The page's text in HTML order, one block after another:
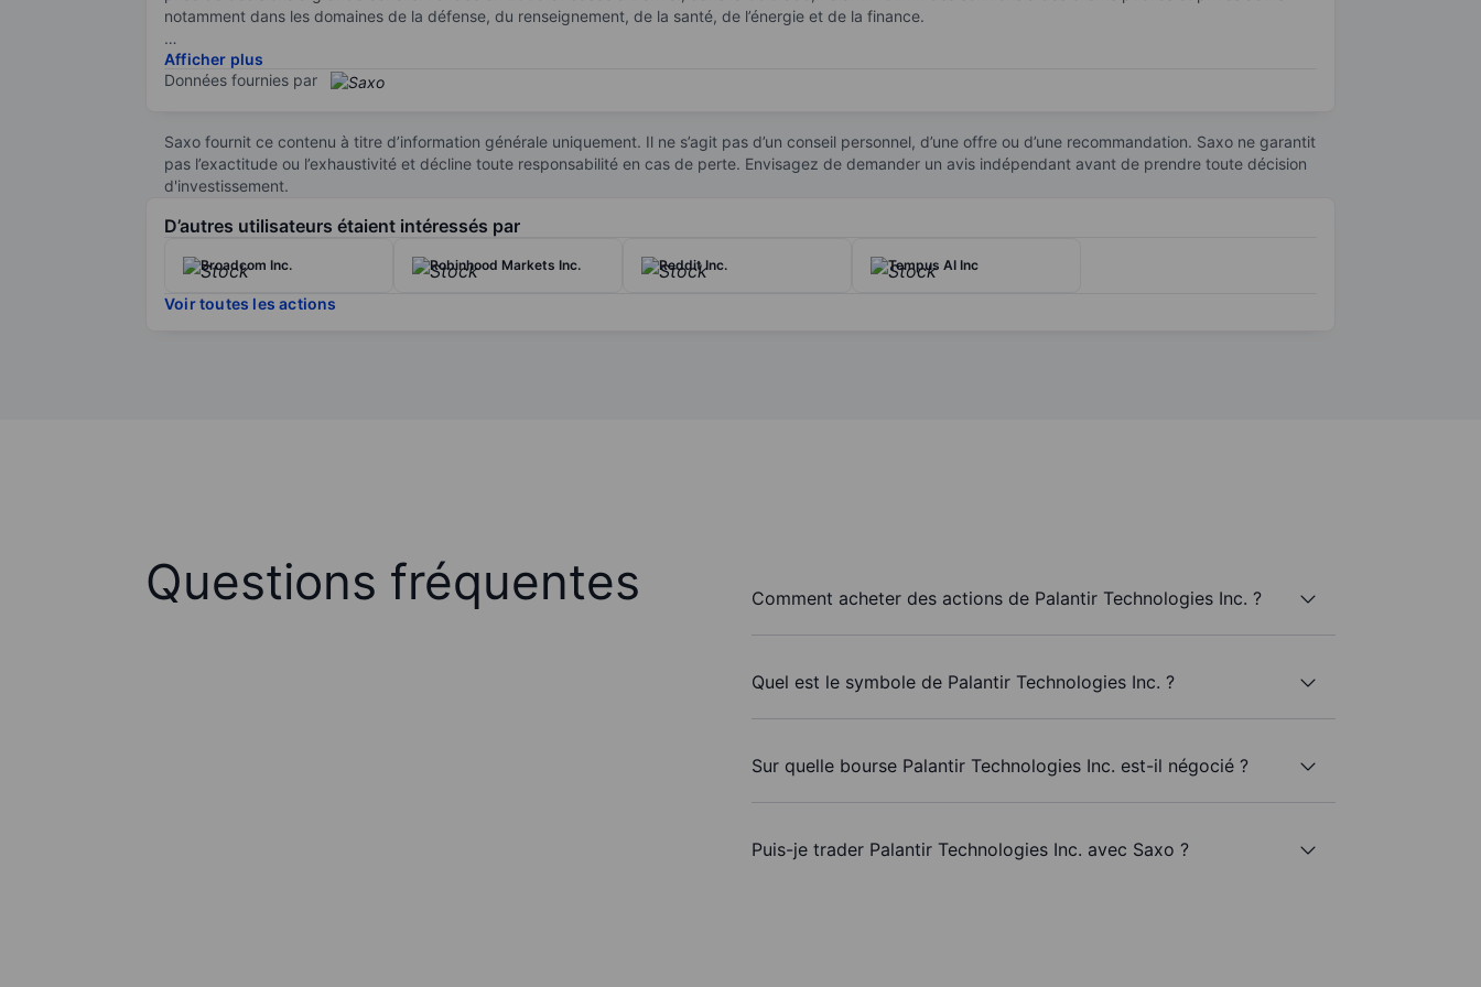
notamment dans les domaines de la défense, du renseignement, de la santé, de l’énergie et de la finance.
Les principaux produits de l’entreprise comprennent Palantir Gotham, utilisé principalement par les organismes publics pour la lutte contre le terrorisme et les
activités de renseignement, ainsi que Palantir Foundry, conçu pour aider les organisations commerciales à intégrer, gérer et analyser des données dans le cadre
Palantir est cotée à la bourse du NASDAQ.
Afficher plus
Données fournies par
Saxo fournit ce contenu à titre d’information générale uniquement. Il ne s’agit pas d’un conseil personnel, d’une offre ou d’une recommandation. Saxo ne garantit
pas l’exactitude ou l’exhaustivité et décline toute responsabilité en cas de perte. Envisagez de demander un avis indépendant avant de prendre toute décision
d'investissement.
D’autres utilisateurs étaient intéressés par
Broadcom Inc. Robinhood Markets Inc. Reddit Inc. Tempus AI Inc
Voir toutes les actions
Questions fréquentes Comment acheter des actions de Palantir Technologies Inc. ?
Quel est le symbole de Palantir Technologies Inc. ?
Sur quelle bourse Palantir Technologies Inc. est-il négocié ?
Puis-je trader Palantir Technologies Inc. avec Saxo ?